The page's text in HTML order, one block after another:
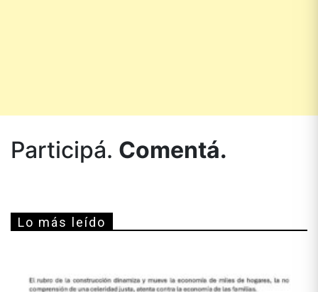
Participá. Comentá.
Lo más leído